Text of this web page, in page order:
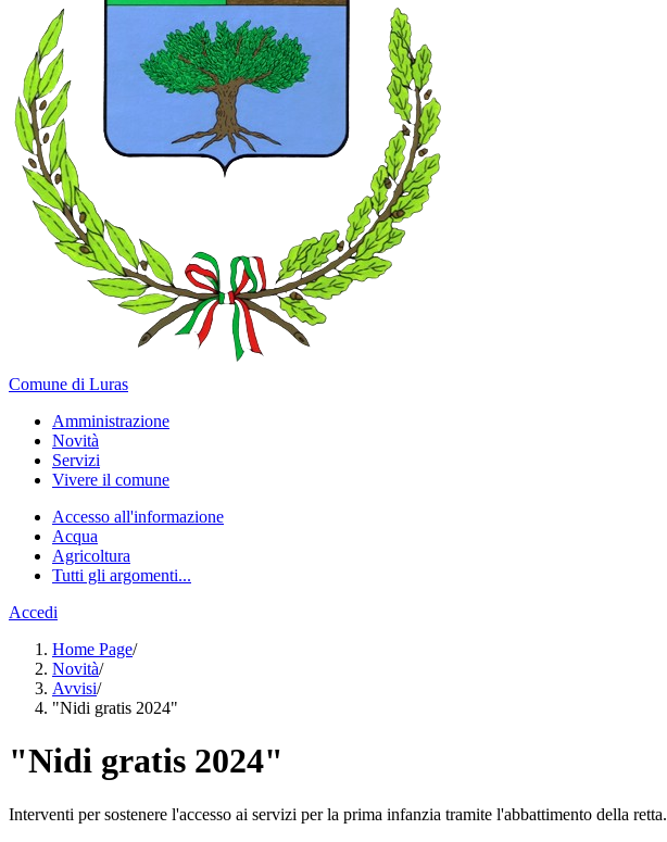
Comune di Luras
Amministrazione
Novità
Servizi
Vivere il comune
Accesso all'informazione
Acqua
Agricoltura
Tutti gli argomenti...
Accedi
Home Page/
Novità/
Avvisi/
"Nidi gratis 2024"
"Nidi gratis 2024"
Interventi per sostenere l'accesso ai servizi per la prima infanzia tramite l'abbattimento della retta.